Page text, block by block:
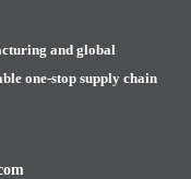
and global
one-stop supply chain